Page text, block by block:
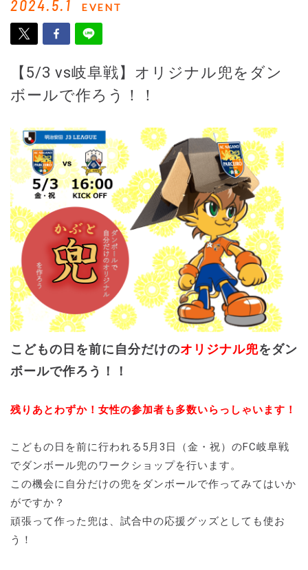
2024.5.1 EVENT
【5/3 vs岐阜戦】オリジナル兜をダン
ボールで作ろう！！
こどもの日を前に自分だけのオリジナル兜をダン
ボールで作ろう！！
残りあとわずか！女性の参加者も多数いらっしゃいます！
こどもの日を前に行われる5月3日（金・祝）のFC岐阜戦
でダンボール兜のワークショップを行います。
この機会に自分だけの兜をダンボールで作ってみてはいか
がですか？
頑張って作った兜は、試合中の応援グッズとしても使お
う！